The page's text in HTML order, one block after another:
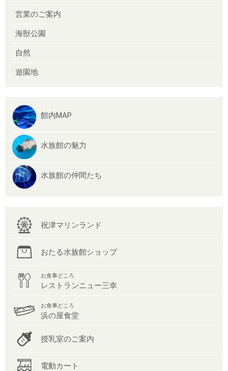
営業のご案内
海獣公園
自然
遊園地
館内MAP
水族館の魅力
水族館の仲間たち
祝津マリンランド
おたる水族館ショップ
お食事どころ
レストランニュー三幸
お食事どころ
浜の屋食堂
授乳室のご案内
電動カート